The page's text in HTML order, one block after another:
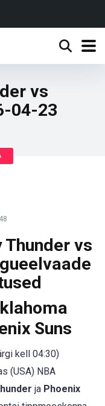
vs
04-23
48
Thunder vs
Suns
kell 04:30)
(USA) NBA
ja Phoenix